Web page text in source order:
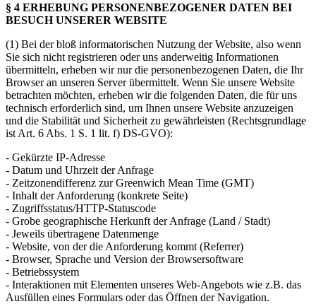
§ 4 ERHEBUNG PERSONENBEZOGENER DATEN BEI
BESUCH UNSERER WEBSITE
(1) Bei der bloß informatorischen Nutzung der Website, also wenn
Sie sich nicht registrieren oder uns anderweitig Informationen
übermitteln, erheben wir nur die personenbezogenen Daten, die Ihr
Browser an unseren Server übermittelt. Wenn Sie unsere Website
betrachten möchten, erheben wir die folgenden Daten, die für uns
technisch erforderlich sind, um Ihnen unsere Website anzuzeigen
und die Stabilität und Sicherheit zu gewährleisten (Rechtsgrundlage
ist Art. 6 Abs. 1 S. 1 lit. f) DS-GVO):
- Gekürzte IP-Adresse
- Datum und Uhrzeit der Anfrage
- Zeitzonendifferenz zur Greenwich Mean Time (GMT)
- Inhalt der Anforderung (konkrete Seite)
- Zugriffsstatus/HTTP-Statuscode
- Grobe geographische Herkunft der Anfrage (Land / Stadt)
- Jeweils übertragene Datenmenge
- Website, von der die Anforderung kommt (Referrer)
- Browser, Sprache und Version der Browsersoftware
- Betriebssystem
- Interaktionen mit Elementen unseres Web-Angebots wie z.B. das
Ausfüllen eines Formulars oder das Öffnen der Navigation.